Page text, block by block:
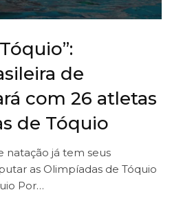
de
com 26 atletas
de Tóquio
natação já tem seus
as Olimpíadas de Tóquio
Por…